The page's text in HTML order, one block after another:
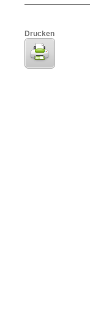
Drucken